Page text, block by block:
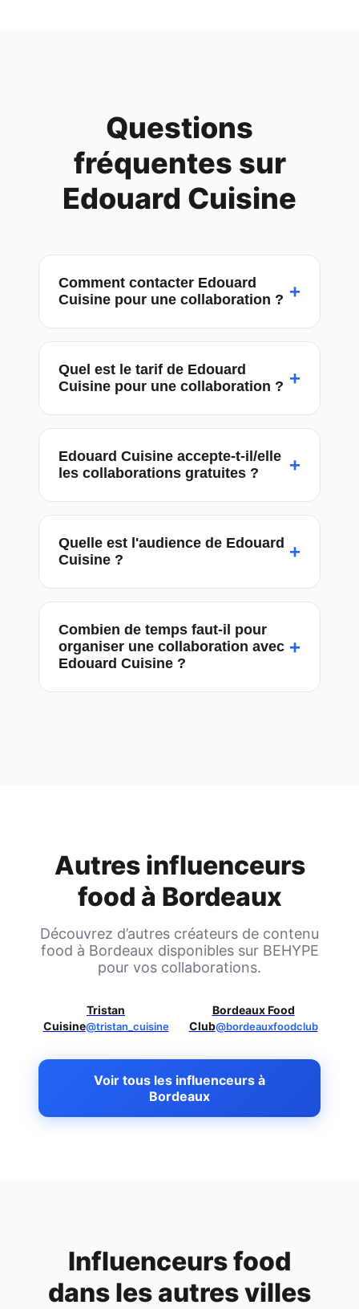
Questions
fréquentes sur
Edouard Cuisine
Comment contacter Edouard
Cuisine pour une collaboration ? +
Quel est le tarif de Edouard
Cuisine pour une collaboration ? +
Edouard Cuisine accepte-t-il/elle
les collaborations gratuites ?
+
Quelle est l'audience de Edouard
Cuisine ?
+
Combien de temps faut-il pour
organiser une collaboration avec
Edouard Cuisine ?
+
Autres influenceurs
food à Bordeaux
Découvrez d’autres créateurs de contenu
food à Bordeaux disponibles sur BEHYPE
pour vos collaborations.
Tristan
Cuisine@tristan_cuisine
Bordeaux Food
Club@bordeauxfoodclub
Voir tous les influenceurs à
Bordeaux
Influenceurs food
dans les autres villes